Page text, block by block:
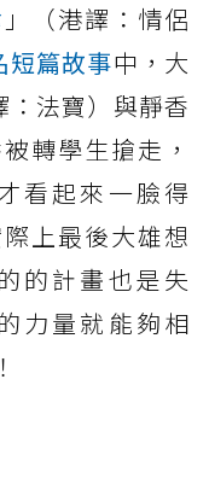
」（港譯：情侶
短篇故事中，大
法寶）與靜香
轉學生搶走，
看起來一臉得
上最後大雄想
的計畫也是失
力量就能夠相